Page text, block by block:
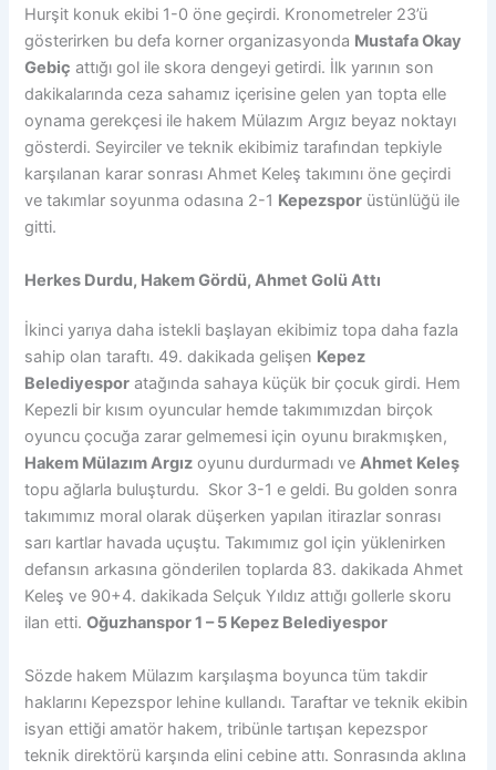
Hurşit konuk ekibi 1-0 öne geçirdi. Kronometreler 23’ü
gösterirken bu defa korner organizasyonda Mustafa Okay
Gebiç attığı gol ile skora dengeyi getirdi. İlk yarının son
dakikalarında ceza sahamız içerisine gelen yan topta elle
oynama gerekçesi ile hakem Mülazım Argız beyaz noktayı
gösterdi. Seyirciler ve teknik ekibimiz tarafından tepkiyle
karşılanan karar sonrası Ahmet Keleş takımını öne geçirdi
ve takımlar soyunma odasına 2-1 Kepezspor üstünlüğü ile
gitti.
Herkes Durdu, Hakem Gördü, Ahmet Golü Attı
İkinci yarıya daha istekli başlayan ekibimiz topa daha fazla
sahip olan taraftı. 49. dakikada gelişen Kepez
Belediyespor atağında sahaya küçük bir çocuk girdi. Hem
Kepezli bir kısım oyuncular hemde takımımızdan birçok
oyuncu çocuğa zarar gelmemesi için oyunu bırakmışken,
Hakem Mülazım Argız oyunu durdurmadı veAhmet Keleş
topu ağlarla buluşturdu. Skor 3-1 e geldi. Bu golden sonra
takımımız moral olarak düşerken yapılan itirazlar sonrası
sarı kartlar havada uçuştu. Takımımız gol için yüklenirken
defansın arkasına gönderilen toplarda 83. dakikada Ahmet
Keleş ve 90+4. dakikada Selçuk Yıldız attığı gollerle skoru
ilan etti.Oğuzhanspor 1 – 5 Kepez Belediyespor
Sözde hakem Mülazım karşılaşma boyunca tüm takdir
haklarını Kepezspor lehine kullandı. Taraftar ve teknik ekibin
isyan ettiği amatör hakem, tribünle tartışan kepezspor
teknik direktörü karşında elini cebine attı. Sonrasında aklına